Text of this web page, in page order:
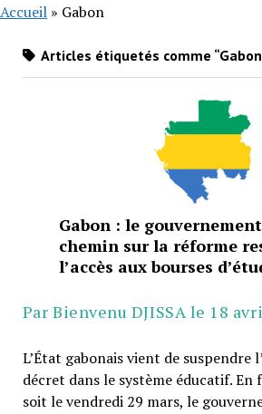
Accueil » Gabon
Articles étiquetés comme
Gabon : le
chemin sur la réforme
l’accès aux bourses
Par Bienvenu DJISSA le 18
L’État gabonais vient de suspendre
décret dans le système éducatif. En
soit le vendredi 29 mars, le